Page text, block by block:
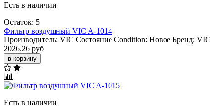
Есть в наличии
Остаток: 5
Фильтр воздушный VIC A-1014
Производитель: VIC Состояние Condition: Новое Бренд: VIC
2026.26 руб
в корзину
Есть в наличии